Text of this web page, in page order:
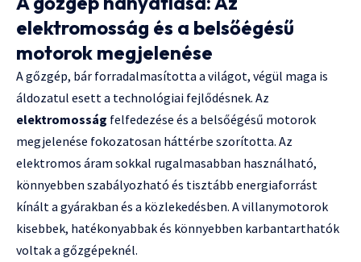
elektromosság és a belsőégésű
motorok megjelenése
A gőzgép, bár forradalmasította a világot, végül maga is
áldozatul esett a technológiai fejlődésnek. Az
elektromosság felfedezése és a belsőégésű motorok
megjelenése fokozatosan háttérbe szorította. Az
elektromos áram sokkal rugalmasabban használható,
könnyebben szabályozható és tisztább energiaforrást
kínált a gyárakban és a közlekedésben. A villanymotorok
kisebbek, hatékonyabbak és könnyebben karbantarthatók
voltak a gőzgépeknél.